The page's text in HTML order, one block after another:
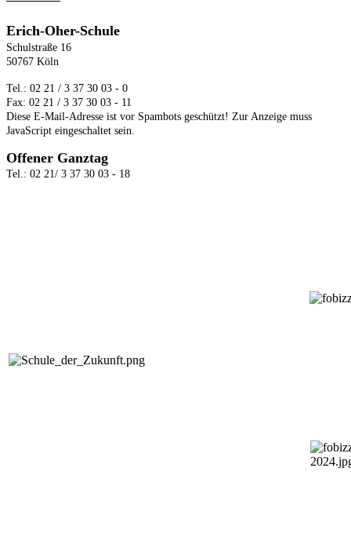
Erich-Oher-Schule
Schulstraße 16
50767 Köln
Tel.: 02 21 / 3 37 30 03 - 0
Fax: 02 21 / 3 37 30 03 - 11
Diese E-Mail-Adresse ist vor Spambots geschützt! Zur Anzeige muss
JavaScript eingeschaltet sein.
Offener Ganztag
Tel.: 02 21/ 3 37 30 03 - 18